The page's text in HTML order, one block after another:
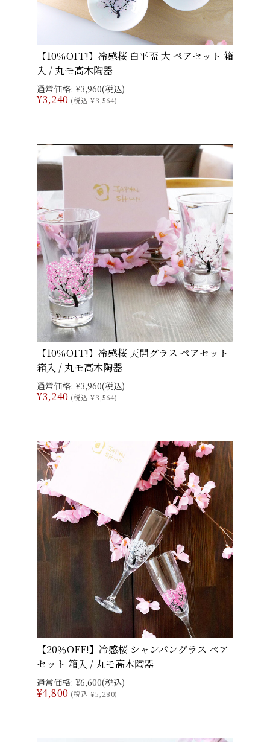
【10％OFF!】冷感桜 白平盃 大 ペアセット 箱
入 / 丸モ高木陶器
通常価格: ¥3,960(税込)
¥3,240 (税込 ¥3,564)
【10％OFF!】冷感桜 天開グラス ぺアセット
箱入 / 丸モ高木陶器
通常価格: ¥3,960(税込)
¥3,240 (税込 ¥3,564)
【20％OFF!】冷感桜 シャンパングラス ペア
セット 箱入 / 丸モ高木陶器
通常価格: ¥6,600(税込)
¥4,800 (税込 ¥5,280)